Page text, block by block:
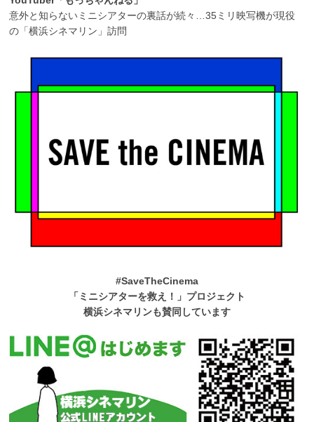
意外と知らないミニシアターの裏話が続々…35ミリ映写機が現役
の「横浜シネマリン」訪問
#SaveTheCinema
「ミニシアターを救え！」プロジェクト
横浜シネマリンも賛同しています